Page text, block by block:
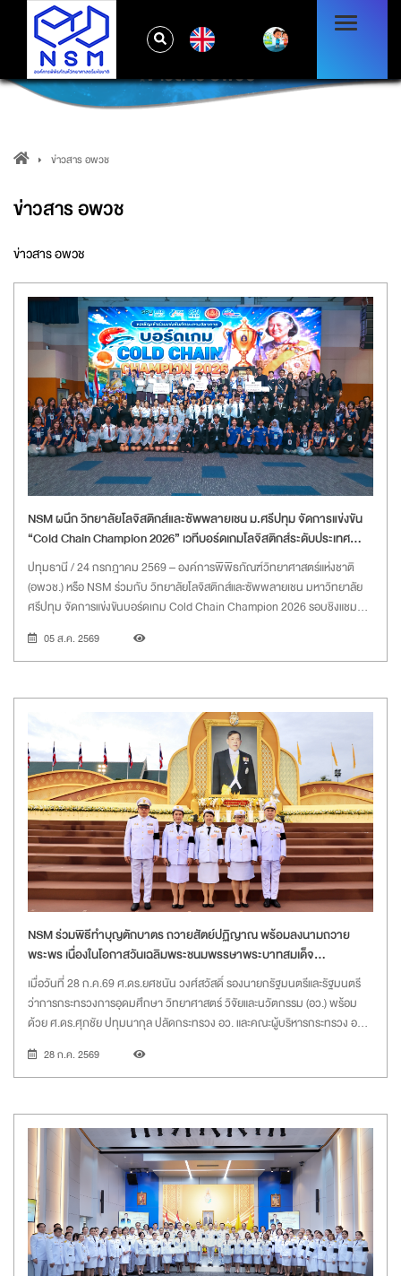
ข่าวสาร อพวช
ข่าวสาร อพวช
ข่าวสาร อพวช
ข่าวสาร อพวช
NSM ผนึก วิทยาลัยโลจิสติกส์และซัพพลายเชน ม.ศรีปทุม จัดการแข่งขัน
“Cold Chain Champion 2026” เวทีบอร์ดเกมโลจิสติกส์ระดับประเทศ
สร้างเยาวชนคุณภาพสู่อนาคต
ปทุมธานี / 24 กรกฎาคม 2569 – องค์การพิพิธภัณฑ์วิทยาศาสตร์แห่งชาติ
(อพวช.) หรือ NSM ร่วมกับ วิทยาลัยโลจิสติกส์และซัพพลายเชน มหาวิทยาลัย
ศรีปทุม จัดการแข่งขันบอร์ดเกม Cold Chain Champion 2026 รอบชิงแชมป์
ประเทศไทย ระดับอาชีวศึกษา ชิงถ้วยพระราชทาน สมเด็จพระกนิษฐาธิราชเจ้า
กรมสมเด็จพระเทพรัตนราชสุดาฯ สยามบรมราชกุมารี เพื่อเปิดเวทีให้เยาวชน
จากสถาบันอาชีวศึกษาทั่วประเทศได้แสดงศักยภาพด้านการคิดวิเคราะห์ การ
อนาคต ในการนี้ นายสุวรงค์ วงษ์ศิริ รักษาการแทนผู้อำนวยการ NSM พร้อม
ด้วย ผู้ช่วยศาสตราจารย์ ดร.ธรินี มณีศรี คณบดีวิทยาลัยโลจิสติกส์และ
ซัพพลายเชน มหาวิทยาลัยศรีปทุม และที่ปรึกษาสมาพันธ์โลจิสติกส์ไทย ร่วมพิธี
ประกาศผลและมอบรางวัล ณ ห้องประชุม IT Auditorium พิพิธภัณฑ์เทคโนโลยี
สารสนเทศ NSM ตำบลคลองห้า อำเภอคลองหลวง จังหวัดปทุมธานี
05 ส.ค. 2569
NSM ร่วมพิธีทำบุญตักบาตร ถวายสัตย์ปฏิญาณ พร้อมลงนามถวาย
พระพร เนื่องในโอกาสวันเฉลิมพระชนมพรรษาพระบาทสมเด็จ
พระเจ้าอยู่หัว 28 กรกฎาคม 2569
เมื่อวันที่ 28 ก.ค.69 ศ.ดร.ยศชนัน วงศ์สวัสดิ์ รองนายกรัฐมนตรีและรัฐมนตรี
ว่าการกระทรวงการอุดมศึกษา วิทยาศาสตร์ วิจัยและนวัตกรรม (อว.) พร้อม
ด้วย ศ.ดร.ศุภชัย ปทุมนากุล ปลัดกระทรวง อว. และคณะผู้บริหารกระทรวง อว.
สงฆ์ 175 รูป เนื่องในโอกาสวันเฉลิมพระชนมพรรษาพระบาทสมเด็จ
พระเจ้าอยู่หัว 28 กรกฎาคม 2569 พร้อมเข้าร่วมพิธีถวายสัตย์ปฏิญาณเพื่อเป็น
ตำรวจ รัฐวิสาหกิจ และหน่วยงานต่าง ๆ โดยมี นายอนุทิน ชาญวีรกูล นายก
รัฐมนตรีและ รมว.มหาดไทย เป็นประธานในพิธีฯ นำกราบบังคมทูลถวายพระพร
ชัยมงคล และกล่าวนำถวายสัตย์ปฏิญาณเบื้องหน้าพระบรมฉายาลักษณ์
พระบาทสมเด็จพระเจ้าอยู่หัว ในการนี้ ดร.กรรณิการ์ เฉิน รองผู้อำนวยการ
องค์การพิพิธภัณฑ์วิทยาศาสตร์แห่งชาติ (อพวช.) หรือ NSM ได้นำคณะผู้
บริหาร NSM เข้าร่วมในพิธีดังกล่าวฯ ณ บริเวณท้องสนามหลวง
28 ก.ค. 2569